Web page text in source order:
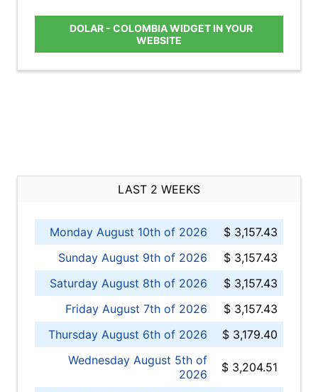
DOLAR - COLOMBIA WIDGET IN YOUR
WEBSITE
LAST 2 WEEKS
Monday August 10th of 2026
$ 3,157.43
Sunday August 9th of 2026
$ 3,157.43
Saturday August 8th of 2026
$ 3,157.43
Friday August 7th of 2026
$ 3,157.43
Thursday August 6th of 2026
$ 3,179.40
Wednesday August 5th of
2026
$ 3,204.51